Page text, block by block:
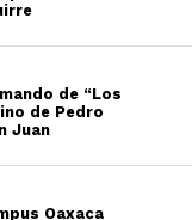
de “Los
de Pedro
Juan
Oaxaca